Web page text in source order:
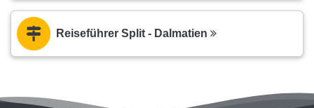
Reiseführer Split - Dalmatien